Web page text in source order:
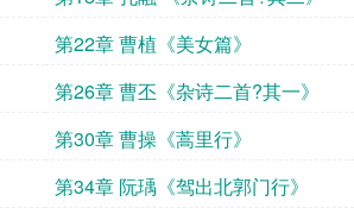
第22章 曹植《美女篇》
第26章 曹丕《杂诗二首?其一》
第30章 曹操《蒿里行》
第34章 阮瑀《驾出北郭门行》